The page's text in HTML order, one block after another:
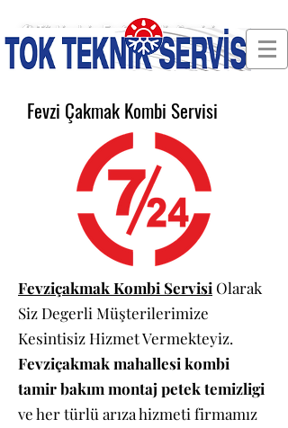
🛠 Türkiye'nin En Güvenilir Servisi
Fevzi Çakmak Kombi Servisi
Fevziçakmak Kombi Servisi Olarak
Siz Degerli Müşterilerimize
Kesintisiz Hizmet Vermekteyiz.
Fevziçakmak mahallesi kombi
tamir bakım montaj petek temizligi
ve her türlü arıza hizmeti firmamız